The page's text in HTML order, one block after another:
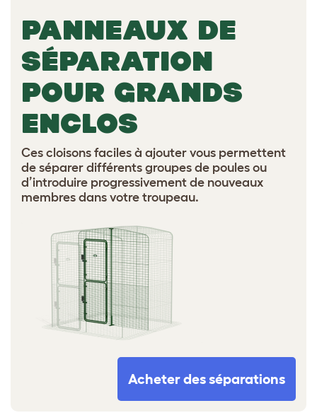
PANNEAUX DE
SÉPARATION
POUR GRANDS
ENCLOS
Ces cloisons faciles à ajouter vous permettent
de séparer différents groupes de poules ou
d’introduire progressivement de nouveaux
membres dans votre troupeau.
Acheter des séparations